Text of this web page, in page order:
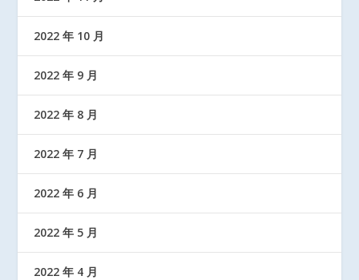
2022 年 10 月
2022 年 9 月
2022 年 8 月
2022 年 7 月
2022 年 6 月
2022 年 5 月
2022 年 4 月